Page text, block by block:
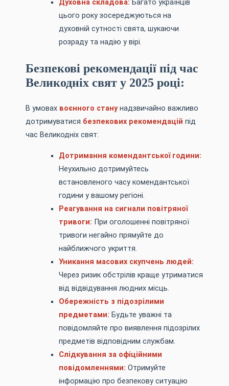
Духовна складова: Багато українців
цього року зосереджуються на
духовній сутності свята, шукаючи
розраду та надію у вірі.
Безпекові рекомендації під час
Великодніх свят у 2025 році:
В умовах воєнного станунадзвичайно важливо
дотримуватися безпекових рекомендацій під
час Великодніх свят:
Дотримання комендантської години:
Неухильно дотримуйтесь
встановленого часу комендантської
години у вашому регіоні.
Реагування на сигнали повітряної
тривоги: При оголошенні повітряної
тривоги негайно прямуйте до
найближчого укриття.
Уникання масових скупчень людей:
Через ризик обстрілів краще утриматися
від відвідування людних місць.
Обережність з підозрілими
предметами: Будьте уважні та
повідомляйте про виявлення підозрілих
предметів відповідним службам.
Слідкування за офіційними
повідомленнями: Отримуйте
інформацію про безпекову ситуацію